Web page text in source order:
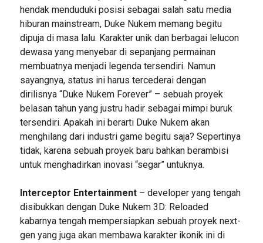
hendak menduduki posisi sebagai salah satu media
hiburan mainstream, Duke Nukem memang begitu
dipuja di masa lalu. Karakter unik dan berbagai lelucon
dewasa yang menyebar di sepanjang permainan
membuatnya menjadi legenda tersendiri. Namun
sayangnya, status ini harus tercederai dengan
dirilisnya “Duke Nukem Forever” – sebuah proyek
belasan tahun yang justru hadir sebagai mimpi buruk
tersendiri. Apakah ini berarti Duke Nukem akan
menghilang dari industri game begitu saja? Sepertinya
tidak, karena sebuah proyek baru bahkan berambisi
untuk menghadirkan inovasi “segar” untuknya.
Interceptor Entertainment– developer yang tengah
disibukkan dengan Duke Nukem 3D: Reloaded
kabarnya tengah mempersiapkan sebuah proyek next-
gen yang juga akan membawa karakter ikonik ini di